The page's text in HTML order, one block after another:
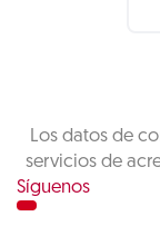
Los datos de
servicios de
Síguenos